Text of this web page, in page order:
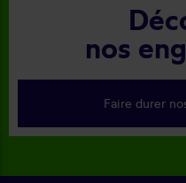
nos
Faire durer